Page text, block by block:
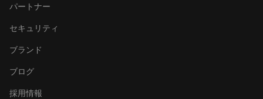
パートナー
セキュリティ
ブランド
ブログ
採用情報